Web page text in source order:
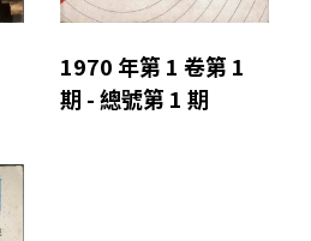
1970 年第 1 卷第 1
期 - 總號第 1 期